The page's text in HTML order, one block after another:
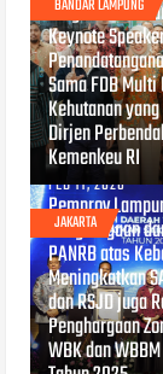
BANDAR LAMPUNG
Wagub Jihan
Keynote
Sama FDB
Kehutanan
Dirjen
Kemenkeu RI
JAKARTA
FEB 11, 2026
Pemprov
Penghargaan
PANRB atas
Meningkatkan
dan RSJD juga
Penghargaan
WBK dan